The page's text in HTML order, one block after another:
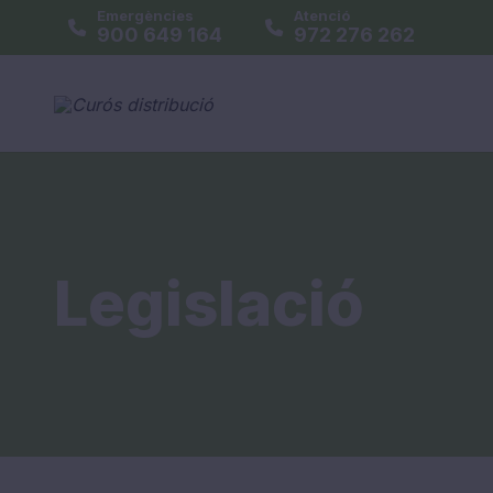
Emergències
900 649 164
Atenció
972 276 262